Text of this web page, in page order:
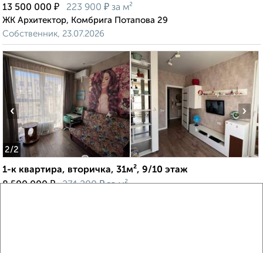
13 500 000 ₽ 223 900 ₽ за м²
ЖК Архитектор, Комбрига Потапова 29
Собственник, 23.07.2026
2/2
‹ ›
1-к квартира, вторичка, 31м², 9/10 этаж
8 500 000₽ 274 200₽за м²